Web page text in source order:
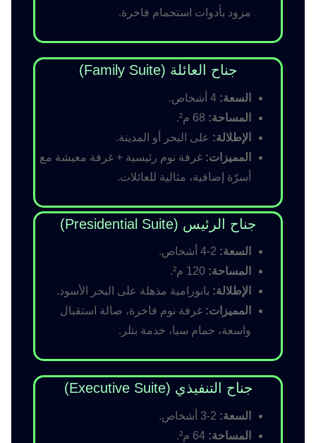
مزود بأدوات استحمام فاخرة.
جناح العائلة (Family Suite)
السعة:
المساحة:
الإطلالة: على البحر أو المدينة.
المميزات: غرفة نوم رئيسية + غرفة معيشة مع
أسرّة إضافية، مثالية للعائلات.
جناح الرئيس (Presidential Suite)
السعة:
المساحة:
الإطلالة: بانورامية مذهلة على البحر الأسود.
المميزات: غرفة نوم فاخرة، صالة استقبال
واسعة، حمام سبا، خدمة بتلر.
جناح التنفيذي (Executive Suite)
السعة:
المساحة: